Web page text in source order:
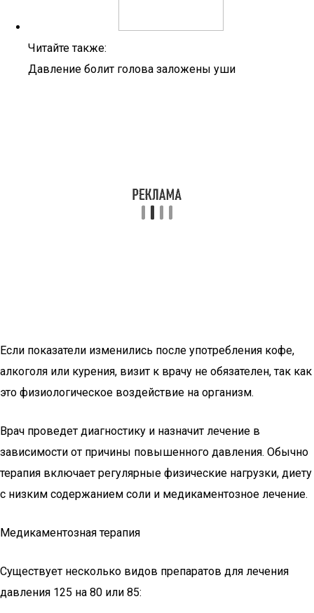
Читайте также:
Давление болит голова заложены уши
Если показатели изменились после употребления кофе,
алкоголя или курения, визит к врачу не обязателен, так как
это физиологическое воздействие на организм.
Врач проведет диагностику и назначит лечение в
зависимости от причины повышенного давления. Обычно
терапия включает регулярные физические нагрузки, диету
с низким содержанием соли и медикаментозное лечение.
Медикаментозная терапия
Существует несколько видов препаратов для лечения
давления 125 на 80 или 85: